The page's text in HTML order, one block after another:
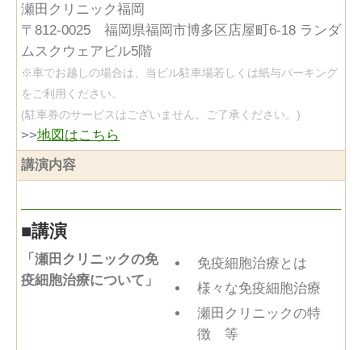
瀬田クリニック福岡
〒812-0025 福岡県福岡市博多区店屋町6-18 ランダ
ムスクウェアビル5階
※車でお越しの場合は、当ビル駐車場若しくは紙与パーキング
をご利用ください。
(駐車券のサービスはございません。ご了承ください。)
>>地図はこちら
講演内容
■講演
「瀬田クリニックの免
疫細胞治療について」
免疫細胞治療とは
様々な免疫細胞治療
瀬田クリニックの特
徴 等